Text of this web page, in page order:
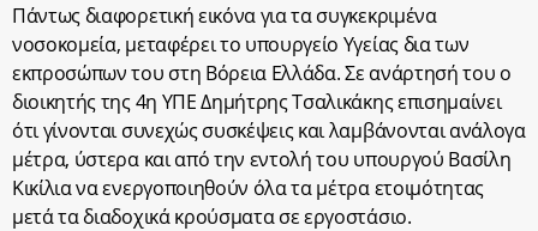
Πάντως διαφορετική εικόνα για τα συγκεκριμένα
νοσοκομεία, μεταφέρει το υπουργείο Υγείας δια των
εκπροσώπων του στη Βόρεια Ελλάδα. Σε ανάρτησή του ο
διοικητής της 4η ΥΠΕ Δημήτρης Τσαλικάκης επισημαίνει
ότι γίνονται συνεχώς συσκέψεις και λαμβάνονται ανάλογα
μέτρα, ύστερα και από την εντολή του υπουργού Βασίλη
Κικίλια να ενεργοποιηθούν όλα τα μέτρα ετοιμότητας
μετά τα διαδοχικά κρούσματα σε εργοστάσιο.